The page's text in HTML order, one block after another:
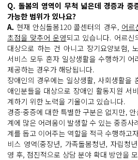
Q. 돌봄의 영역이 무척 넓은데 경증과 중
가능한 범위가 있나요?
A. 현재 안심돌봄120 콜센터의 경우, 어르
초점을 맞추어 운영되고 있습니다. 어르신
대상으로 하는 건 아니고 장기요양보험,
서비스 모두 혼자 일상생활을 수행하기 어
제공하는 경우가 해당됩니다.
장애인의 경우에는 일상생활, 사회생활을
애인분들을 대상으로 장애인 활동지원 서
계하기 위한 노력을 기울이고 있습니다.
경증·중증에 대한 특별한 구분은 없지만,
계에 많은 어려움이 발생할 수 있는 중증사
계를 돕고 이어주는 역할을 적극 수행하고
비스 영역(중장년, 가족돌봄청년, 자립청
영 후, 점진적으로 상담 분야 확대 방안을